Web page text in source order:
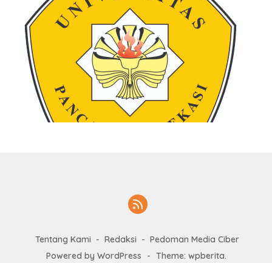
Tentang Kami Redaksi
Pedoman Media Ciber
Powered by WordPress
- Theme: wpberita.